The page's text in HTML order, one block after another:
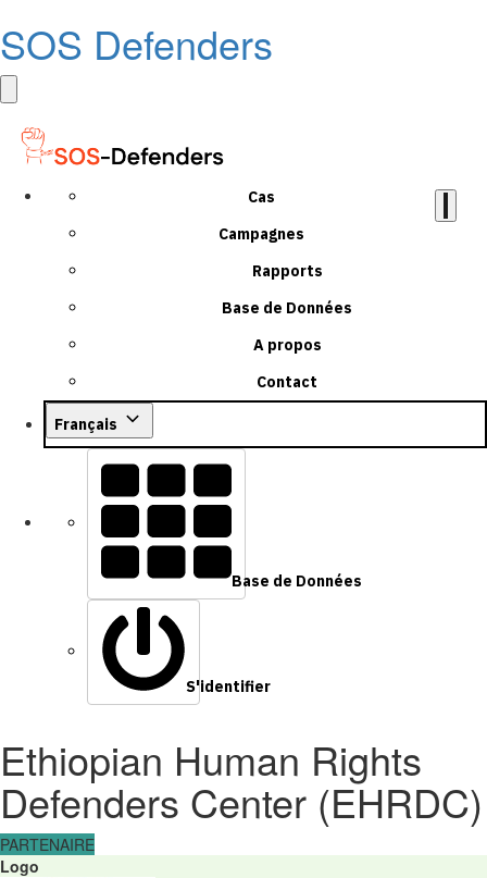
SOS Defenders
Cas
Campagnes
Rapports
Base de Données
A propos
Contact
Français
Base de Données
S'identifier
Ethiopian Human Rights
Defenders Center (EHRDC)
PARTENAIRE
Logo